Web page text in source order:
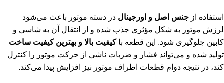
استفاده از جنس اصل و اورجینال در دسته موتور باعث می‌شود
لرزش موتور به شکل مؤثری جذب شده و از انتقال آن به شاسی و
کابین جلوگیری شود. این قطعه باکیفیت بالا و بهترین کیفیت ساخت
تولید شده و می‌تواند فشار و ضربات ناشی از حرکت موتور را کنترل
کند، در نتیجه دوام قطعات اطراف موتور نیز افزایش پیدا می‌کند.